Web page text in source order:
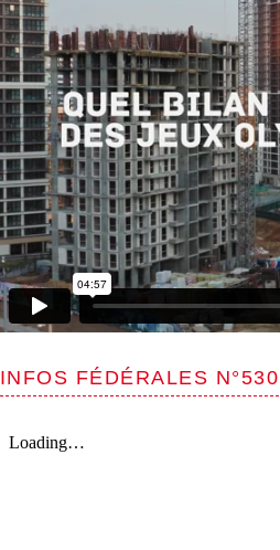
INFOS FÉDÉRALES N°530